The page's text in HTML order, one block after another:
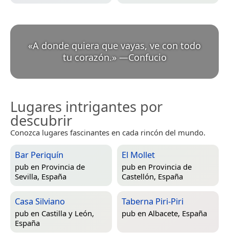
«A donde quiera que vayas, ve con todo
tu corazón.» —Confucio
Lugares intrigantes por
descubrir
Conozca lugares fascinantes en cada rincón del mundo.
Bar Periquín
pub en Provincia de
Sevilla, España
El Mollet
pub en Provincia de
Castellón, España
Casa Silviano
pub en Castilla y León,
España
Taberna Piri-Piri
pub en Albacete, España